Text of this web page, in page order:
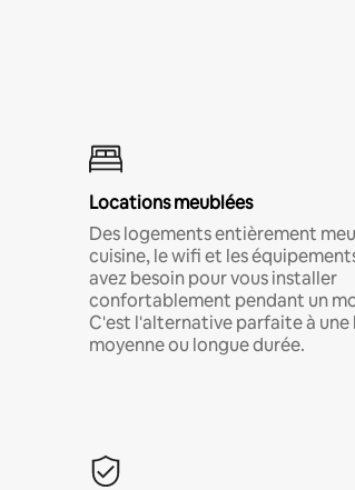
Locations meublées
Des logements entièrement
cuisine, le wifi et les
avez besoin pour vous installer
confortablement pendant un
C'est l'alternative parfaite à
moyenne ou longue durée.